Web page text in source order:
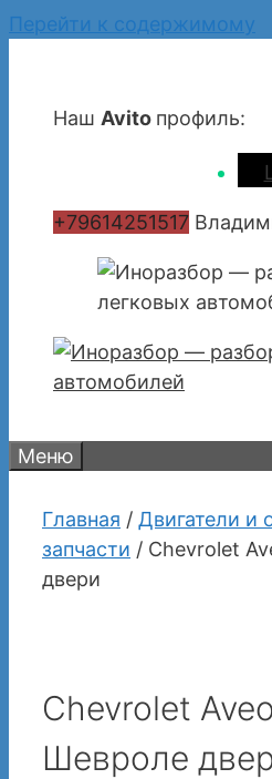
Перейти к содержимому
Наш Avito профиль:
+79614251517
Меню
Главная / Двигатели и
запчасти / Chevrolet
двери
Chevrolet
Шевроле